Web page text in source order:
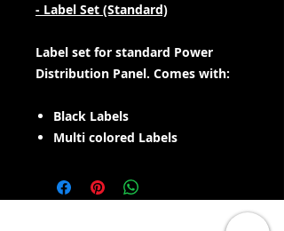
- Label Set (Standard)
Label set for standard Power
Distribution Panel. Comes with:
Black Labels
Multi colored Labels
Sicher einkaufen: